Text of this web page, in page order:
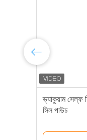
ভ্যাকুয়াম সেল্ফ
সিল পাউচ